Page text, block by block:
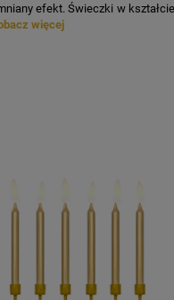
efekt. Świeczki w
więcej